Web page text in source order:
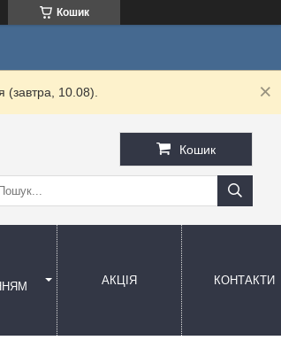
Кошик
(завтра, 10.08).
Кошик
АКЦІЯ КОНТАКТИ